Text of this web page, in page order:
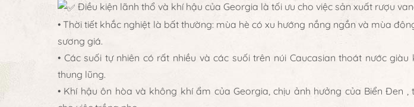
Điều kiện lãnh thổ và khí hậu của Georgia là tối ưu cho việc sản xuất rượu
• Thời tiết khắc nghiệt là bất thường: mùa hè có xu hướng nắng ngắn và mùa
sương giá.
• Các suối tự nhiên có rất nhiều và các suối trên núi Caucasian thoát nước
thung lũng.
• Khí hậu ôn hòa và không khí ẩm của Georgia, chịu ảnh hưởng của Biển Đen